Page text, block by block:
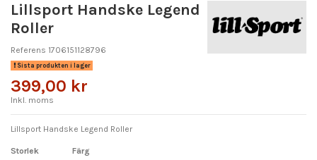
Lillsport Handske Legend
Roller
Referens 1706151128796
Sista produkten i lager
399,00 kr
Inkl. moms
Lillsport Handske Legend Roller
Storlek Färg